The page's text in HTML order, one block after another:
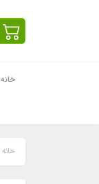
خانه
خانه